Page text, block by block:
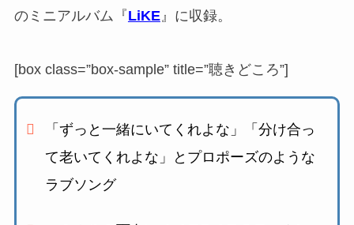
のミニアルバム『LiKE』に収録。
[box class=”box-sample” title=”聴きどころ”]
「ずっと一緒にいてくれよな」「分け合っ
て老いてくれよな」とプロポーズのような
ラブソング